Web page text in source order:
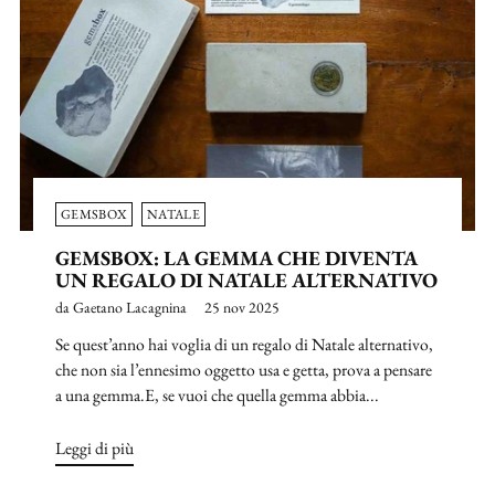
GEMSBOX NATALE
GEMSBOX: LA GEMMA CHE DIVENTA
UN REGALO DI NATALE ALTERNATIVO
da Gaetano Lacagnina 25 nov 2025
Se quest’anno hai voglia di un regalo di Natale alternativo,
che non sia l’ennesimo oggetto usa e getta, prova a pensare
a una gemma.E, se vuoi che quella gemma abbia...
Leggi di più